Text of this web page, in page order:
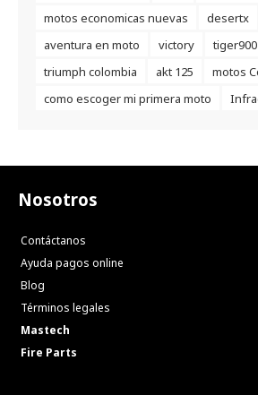
motos economicas nuevas
desertx
aventura en moto
victory
tiger900
triumph colombia
akt 125
motos
como escoger mi primera moto
Nosotros
Contáctanos
Ayuda pagos online
Blog
Términos legales
Mastech
Fire Parts